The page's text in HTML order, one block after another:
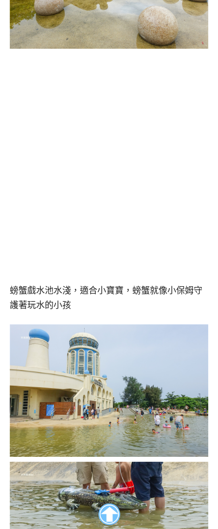
螃蟹戲水池水淺，適合小寶寶，螃蟹就像小保姆守
護著玩水的小孩